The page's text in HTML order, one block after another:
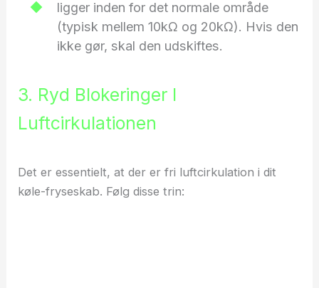
ligger inden for det normale område
(typisk mellem 10kΩ og 20kΩ). Hvis den
ikke gør, skal den udskiftes.
3. Ryd Blokeringer I
Luftcirkulationen
Det er essentielt, at der er fri luftcirkulation i dit
køle-fryseskab. Følg disse trin: